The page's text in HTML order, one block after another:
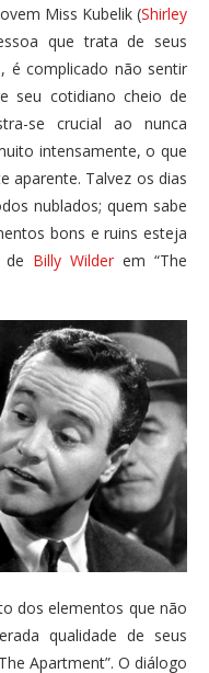
Miss Kubelik (Shirley
que trata de seus
é complicado não sentir
seu cotidiano cheio de
se crucial ao nunca
intensamente, o que
aparente. Talvez os dias
nublados; quem sabe
bons e ruins esteja
de Billy Wilder em “The
dos elementos que não
qualidade de seus
Apartment”. O diálogo